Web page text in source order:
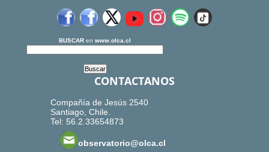
BUSCAR en www.olca.cl
CONTACTANOS
Compañía de Jesús 2540
Santiago, Chile.
Tel: 56.2.33654873
observatorio@olca.cl